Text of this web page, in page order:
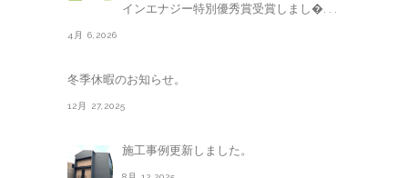
インエナジー特別優秀賞受賞しまし�. . .
4月 6,2026
冬季休暇のお知らせ。
12月 27,2025
施工事例更新しました。